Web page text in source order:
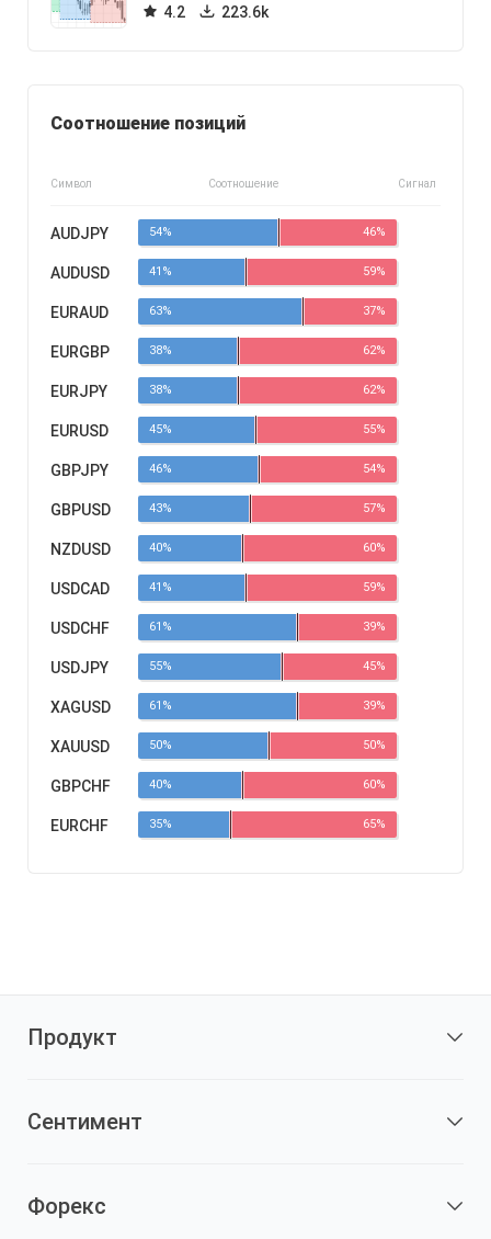
4.2
223.6k
Соотношение позиций
Символ Соотношение Сигнал
AUDJPY 54% 46%
AUDUSD 41% 59%
EURAUD 63% 37%
EURGBP 38% 62%
EURJPY 38% 62%
EURUSD 45% 55%
GBPJPY 46% 54%
GBPUSD 43% 57%
NZDUSD 40% 60%
USDCAD 41% 59%
USDCHF 61% 39%
USDJPY 55% 45%
XAGUSD 61% 39%
XAUUSD 50% 50%
GBPCHF 40% 60%
EURCHF 35% 65%
Продукт
Сентимент
Форекс